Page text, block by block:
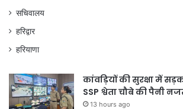
सचिवालय
हरिद्वार
हरियाणा
कांवड़ियों की सुरक्षा में
SSP श्वेता चौबे की पैनी
13 hours ago